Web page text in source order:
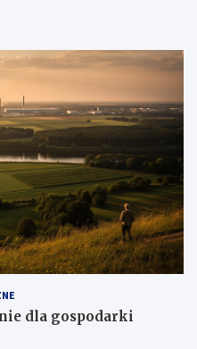
dla gospodarki